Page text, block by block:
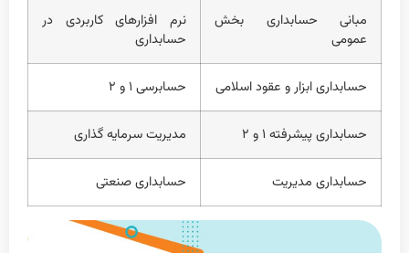
مبانی حسابداری بخش
عمومی
نرم افزارهای کاربردی در
حسابداری
حسابداری ابزار و عقود اسلامی حسابرسی ۱ و ۲
حسابداری پیشرفته ۱ و ۲ مدیریت سرمایه گذاری
حسابداری مدیریت حسابداری صنعتی